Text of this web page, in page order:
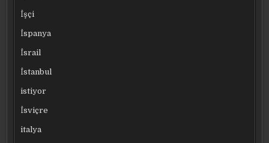
İşçi
İspanya
İsrail
İstanbul
istiyor
İsviçre
italya